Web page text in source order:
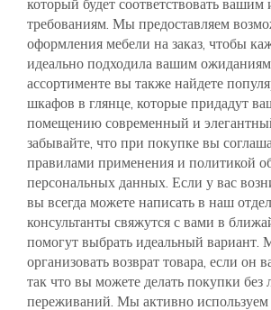
требованиям. Мы предоставляем
оформления мебели на заказ, чтобы
идеально подходила вашим
ассортименте вы также найдете
шкафов в глянце, которые придадут
помещению современный и
забывайте, что при покупке вы
правилами применения и политикой
персональных данных. Если у вас
вы всегда можете написать в наш
консультанты свяжутся с вами в
помогут выбрать идеальный вариант.
организовать возврат товара, если он
так что вы можете делать покупки
переживаний. Мы активно